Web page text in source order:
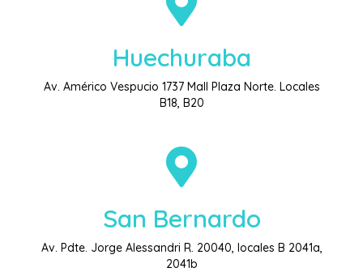
Huechuraba
Av. Américo Vespucio 1737 Mall Plaza Norte. Locales
B18, B20
San Bernardo
Av. Pdte. Jorge Alessandri R. 20040, locales B 2041a,
2041b